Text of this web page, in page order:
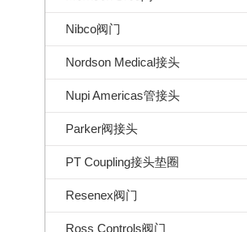
Nibco阀门
Nordson Medical接头
Nupi Americas管接头
Parker阀接头
PT Coupling接头垫圈
Resenex阀门
Ross Controls阀门